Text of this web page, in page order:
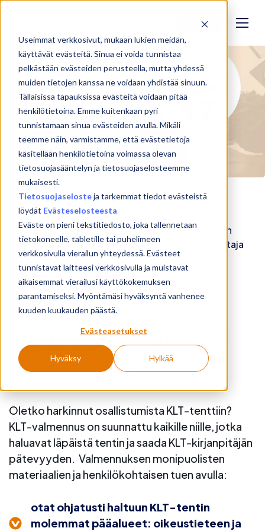
Useimmat verkkosivut, mukaan lukien meidän,
käyttävät evästeitä. Sinua ei voida tunnistaa
pelkästään evästeiden perusteella, mutta yhdessä
muiden tietojen kanssa ne voidaan yhdistää sinuun.
Tällaisissa tapauksissa evästeitä voidaan pitää
henkilötietoina. Emme kuitenkaan pyri
tunnistamaan sinua evästeiden avulla. Mikäli
teemme näin, varmistamme, että evästetietoja
käsitellään henkilötietoina voimassa olevan
tietosuojasääntelyn ja tietosuojaselosteemme
mukaisesti.
Tietosuojaselosteja tarkemmat tiedot evästeistä
löydät Evästeselosteesta
Eväste on pieni tekstitiedosto, joka tallennetaan
tietokoneelle, tabletille tai puhelimeen
verkkosivulla vierailun yhteydessä. Evästeet
tunnistavat laitteesi verkkosivulla ja muistavat
aikaisemmat vierailusi käyttökokemuksen
parantamiseksi. Myöntämäsi hyväksyntä vanhenee
kuuden kuukauden päästä.
Evästeasetukset
Hyväksy Hylkää
Kokeile
KLT-verkkovalmennus
Taloushallinnon ammattilainen, aloita KLT-tenttiin
valmistautuminen Suomen kokenein KLT-valmentaja
oppaanasi!
Kirjanpitäjä, ota haltuun
KLT-tentin keskeiset
kokonaisuudet
Oletko harkinnut osallistumista KLT-tenttiin?
KLT-valmennus on suunnattu kaikille niille, jotka
haluavat läpäistä tentin ja saada KLT-kirjanpitäjän
pätevyyden. Valmennuksen monipuolisten
materiaalien ja henkilökohtaisen tuen avulla:
otat ohjatusti haltuun KLT-tentin
molemmat pääalueet: oikeustieteen ja